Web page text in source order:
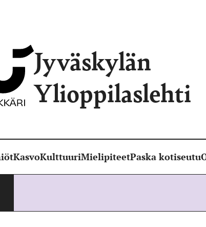
Jyväskylän
Ylioppilaslehti
KasvoKulttuuriMielipiteetPaska kotiseutu